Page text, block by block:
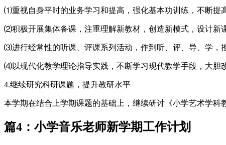
⑴重视自身平时的业务学习和提高，强化基本功训练，不断提
⑵积极开展集体备课，注重理解新教材，创造新模式，设计新
⑶进行经常性的听课、评课系列活动，作到听、评、导、学，
⑷以现代化教学理论指导实践，不断学习现代教学手段，大胆
4.继续研究科研课题，提升教研水平
本学期在结合上学期课题的基础上，继续研讨《小学艺术学科
篇4：小学音乐老师新学期工作计划